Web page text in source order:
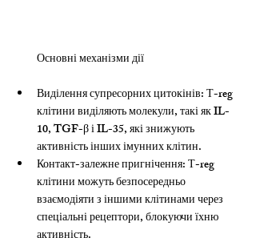
Основні механізми дії
Виділення супресорних цитокінів: Т-reg
клітини виділяють молекули, такі як IL-
10, TGF-β і IL-35, які знижують
активність інших імунних клітин.
Контакт-залежне пригнічення: Т-reg
клітини можуть безпосередньо
взаємодіяти з іншими клітинами через
спеціальні рецептори, блокуючи їхню